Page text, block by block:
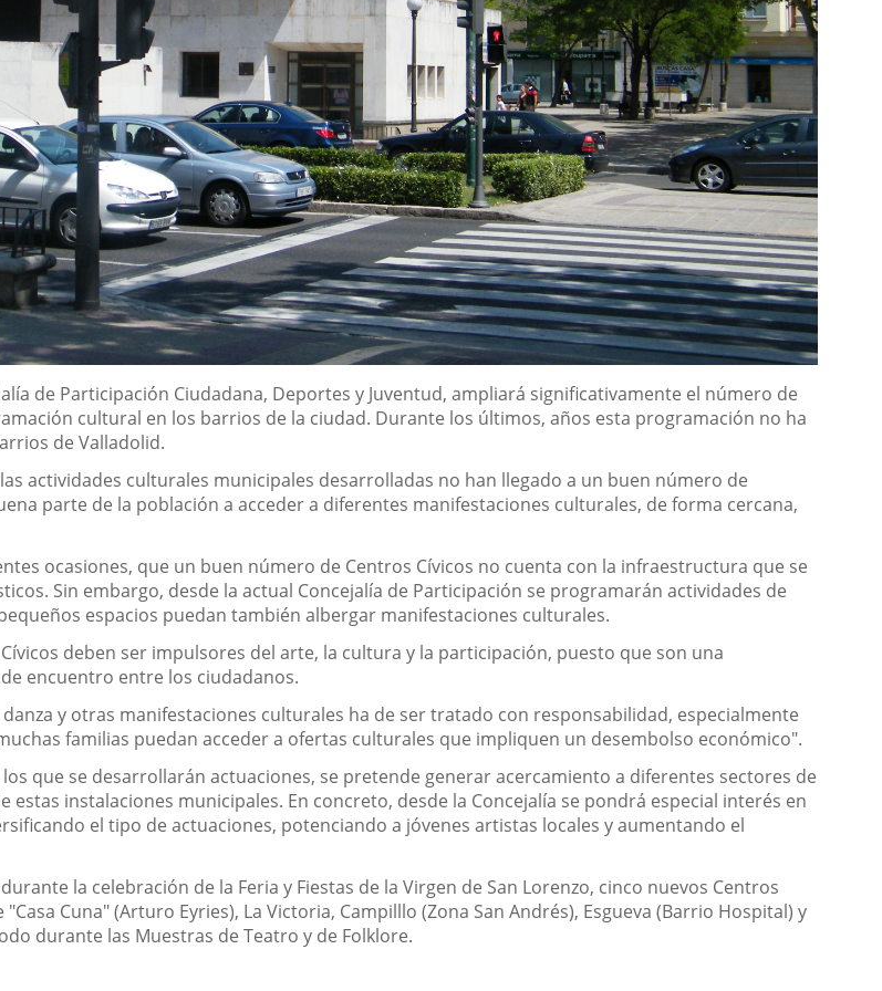
de Participación Ciudadana, Deportes y Juventud, ampliará significativamente el número de
cultural en los barrios de la ciudad. Durante los últimos, años esta programación no ha
de Valladolid.
actividades culturales municipales desarrolladas no han llegado a un buen número de
parte de la población a acceder a diferentes manifestaciones culturales, de forma cercana,
ocasiones, que un buen número de Centros Cívicos no cuenta con la infraestructura que se
Sin embargo, desde la actual Concejalía de Participación se programarán actividades de
espacios puedan también albergar manifestaciones culturales.
deben ser impulsores del arte, la cultura y la participación, puesto que son una
encuentro entre los ciudadanos.
y otras manifestaciones culturales ha de ser tratado con responsabilidad, especialmente
familias puedan acceder a ofertas culturales que impliquen un desembolso económico".
que se desarrollarán actuaciones, se pretende generar acercamiento a diferentes sectores de
instalaciones municipales. En concreto, desde la Concejalía se pondrá especial interés en
el tipo de actuaciones, potenciando a jóvenes artistas locales y aumentando el
la celebración de la Feria y Fiestas de la Virgen de San Lorenzo, cinco nuevos Centros
Cuna" (Arturo Eyries), La Victoria, Campilllo (Zona San Andrés), Esgueva (Barrio Hospital) y
durante las Muestras de Teatro y de Folklore.